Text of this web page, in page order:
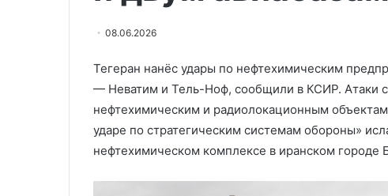
08.06.2026
Тегеран нанёс удары по нефтехимическим
— Неватим и Тель-Ноф, сообщили в КСИР. Атаки
нефтехимическим и радиолокационным
ударе по стратегическим системам обороны»
нефтехимическом комплексе в иранском